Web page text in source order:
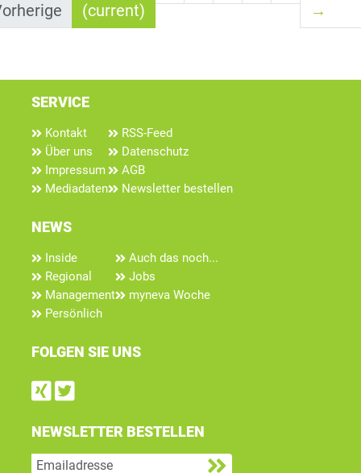
(current)
→
SERVICE
Kontakt
Über uns
Impressum
Mediadaten
RSS-Feed
Datenschutz
AGB
Newsletter bestellen
NEWS
Inside
Regional
Management
Persönlich
Auch das noch...
Jobs
myneva Woche
FOLGEN SIE UNS
Find us on Xing
Follow us on Twitter
NEWSLETTER BESTELLEN